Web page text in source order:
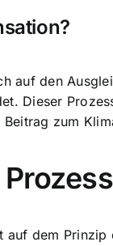
auf den
Dieser
zum
dem